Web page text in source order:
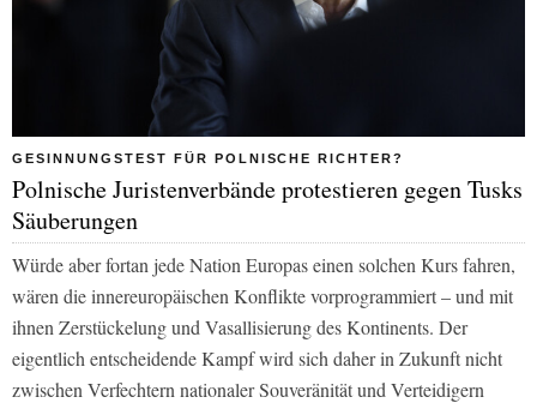
GESINNUNGSTEST FÜR POLNISCHE RICHTER?
Polnische Juristenverbände protestieren gegen Tusks
Säuberungen
Würde aber fortan jede Nation Europas einen solchen Kurs fahren,
wären die innereuropäischen Konflikte vorprogrammiert – und mit
ihnen Zerstückelung und Vasallisierung des Kontinents. Der
eigentlich entscheidende Kampf wird sich daher in Zukunft nicht
zwischen Verfechtern nationaler Souveränität und Verteidigern